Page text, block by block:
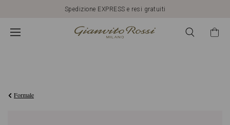
Spedizione EXPRESS e resi gratuiti
Formale